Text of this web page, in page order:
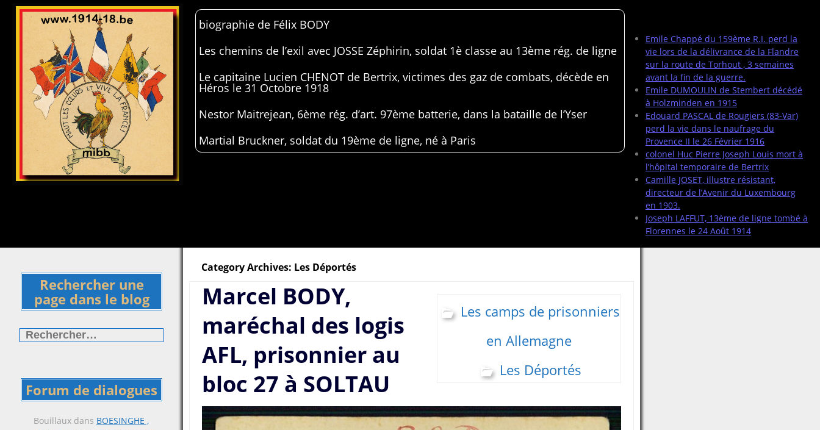
Emile Chappé du 159ème R.I. perd la
vie lors de la délivrance de la Flandre
sur la route de Torhout , 3 semaines
avant la fin de la guerre.
Emile DUMOULIN de Stembert décédé
à Holzminden en 1915
Edouard PASCAL de Rougiers (83-Var)
perd la vie dans le naufrage du
Provence II le 26 Février 1916
colonel Huc Pierre Joseph Louis mort à
l’hôpital temporaire de Bertrix
Camille JOSET, illustre résistant,
directeur de l’Avenir du Luxembourg
en 1903.
Joseph LAFFUT, 13ème de ligne tombé à
Florennes le 24 Août 1914
biographie de Félix BODY
Les chemins de l’exil avec JOSSE Zéphirin, soldat 1è classe au 13ème rég. de ligne
Le capitaine Lucien CHENOT de Bertrix, victimes des gaz de combats, décède en
Héros le 31 Octobre 1918
Nestor Maitrejean, 6ème rég. d’art. 97ème batterie, dans la bataille de l’Yser
Martial Bruckner, soldat du 19ème de ligne, né à Paris
Rechercher une
page dans le blog
Forum de dialogues
Bouillaux dans BOESINGHE ,
Category Archives: Les Déportés
Les camps de prisonniers
en Allemagne
Les Déportés
Marcel BODY,
maréchal des logis
AFL, prisonnier au
bloc 27 à SOLTAU